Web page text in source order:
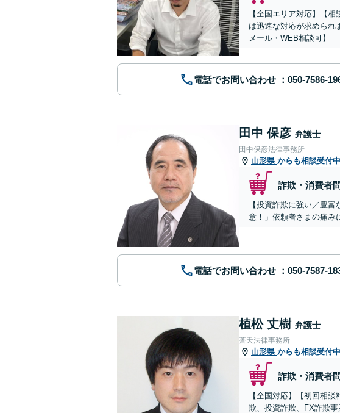
【全国エリア対応】【
は迅速な対応が求められ
メール・WEB相談可】
電話でお問い合わせ
田中 保彦 弁護士
田中保彦法律事務所
山形県 からも相談受付中
詐欺・消費者
【投資詐欺に強い／豊
意！」依頼者さまの痛み
電話でお問い合わせ
植松 丈樹 弁護士
蒼天法律事務所
山形県 からも相談受付中
詐欺・消費者
【全国対応】【初回相
欺、投資詐欺、FX詐欺